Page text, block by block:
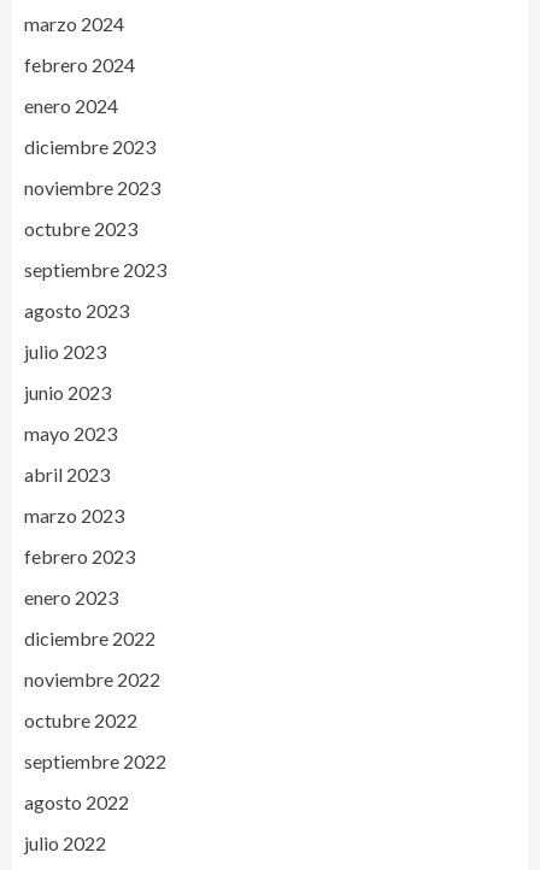
marzo 2024
febrero 2024
enero 2024
diciembre 2023
noviembre 2023
octubre 2023
septiembre 2023
agosto 2023
julio 2023
junio 2023
mayo 2023
abril 2023
marzo 2023
febrero 2023
enero 2023
diciembre 2022
noviembre 2022
octubre 2022
septiembre 2022
agosto 2022
julio 2022